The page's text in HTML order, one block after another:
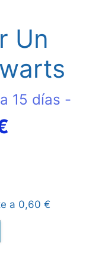
Un
15 días -
es:
a 0,60 €